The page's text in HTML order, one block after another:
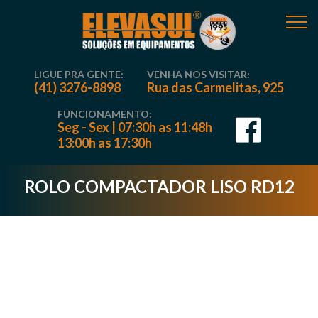
LIGUE PRA GENTE:
(41) 3276-8898
VENHA NOS VISITAR:
Rua das Carmelitas, 925
FUNCIONAMENTO:
Seg - Sex | 07:30h as 11:48h
13:00h as 17:30h
ROLO COMPACTADOR LISO RD12